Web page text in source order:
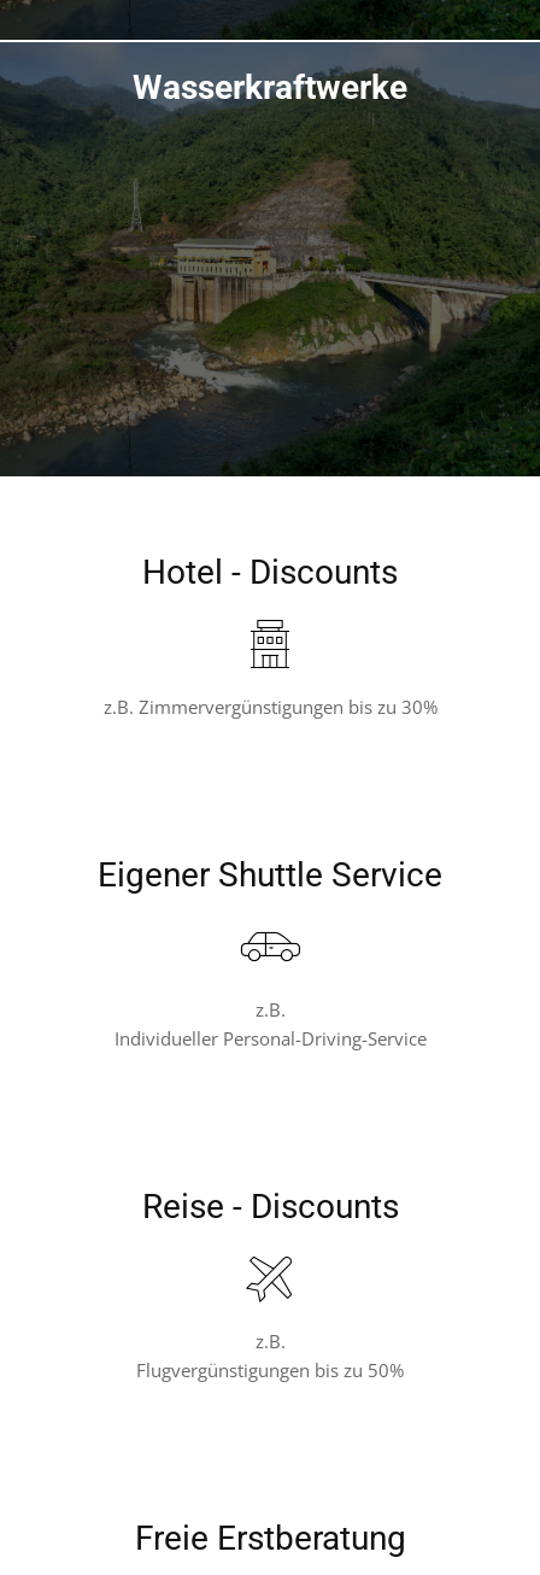
Übersicht Wasserkraftwerke
Hotel - Discounts
z.B. Zimmervergünstigungen bis zu 30%
Eigener Shuttle Service
z.B.
Individueller Personal-Driving-Service
Reise - Discounts
z.B.
Flugvergünstigungen bis zu 50%
Freie Erstberatung